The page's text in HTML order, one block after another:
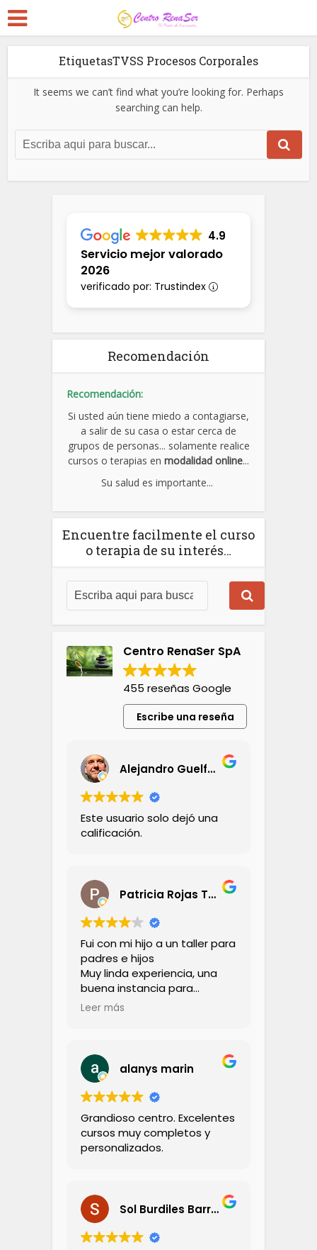
EtiquetasTVSS Procesos Corporales
It seems we can’t find what you’re looking for. Perhaps
searching can help.
4.9
Servicio mejor valorado
2026
verificado por: Trustindex
Recomendación
Recomendación:
Si usted aún tiene miedo a contagiarse,
a salir de su casa o estar cerca de
grupos de personas... solamente realice
cursos o terapias en modalidad online...
Su salud es importante...
Encuentre facilmente el curso
o terapia de su interés…
Centro RenaSer SpA
455 reseñas Google
Escribe una reseña
Alejandro Guelfand
Este usuario solo dejó una
calificación.
Patricia Rojas Tornini
Fui con mi hijo a un taller para
padres e hijos
Muy linda experiencia, una
buena instancia para
compartir con los niños
Lo recomiendo totalmente
Leer más
alanys marin
Grandioso centro. Excelentes
cursos muy completos y
personalizados.
Sol Burdiles Barria